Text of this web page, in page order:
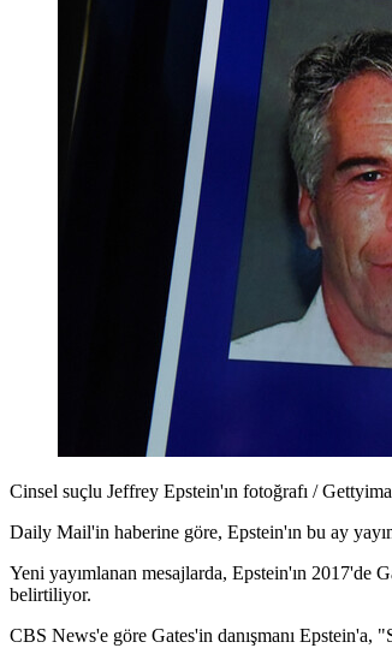
Cinsel suçlu Jeffrey Epstein'ın fotoğrafı /
Daily Mail'in haberine göre, Epstein'ın bu ay
Yeni yayımlanan mesajlarda, Epstein'ın 2017'de
belirtiliyor.
CBS News'e göre Gates'in danışmanı Epstein'a,